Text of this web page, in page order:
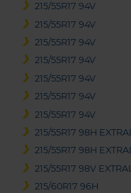
215/55R17 94V
215/55R17 94V
215/55R17 94V
215/55R17 94V
215/55R17 94V
215/55R17 94V
215/55R17 94V
215/55R17 98H
215/55R17 98H
215/55R17 98V
215/60R17 96H